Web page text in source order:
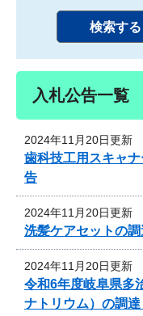
入札公告一覧
2024年11月20日更新
歯科技工用スキャ
告
2024年11月20日更新
洗髪ケアセットの
2024年11月20日更新
令和6年度岐阜県多
ナトリウム）の調達